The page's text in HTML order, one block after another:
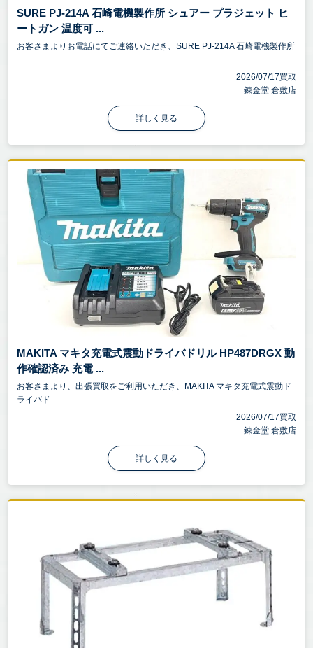
SURE PJ-214A 石崎電機製作所 シュアー プラジェット ヒ
ートガン 温度可 ...
お客さまよりお電話にてご連絡いただき、SURE PJ-214A 石崎電機製作所
2026/07/17買取
錬金堂 倉敷店
詳しく見る
MAKITA マキタ充電式震動ドライバドリル HP487DRGX 動
作確認済み 充電 ...
お客さまより、出張買取をご利用いただき、MAKITA マキタ充電式震動ド
ライバド...
2026/07/17買取
錬金堂 倉敷店
詳しく見る